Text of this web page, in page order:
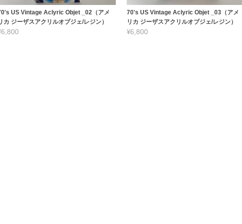
US Vintage Aclyric Objet _02（アメ
カ ジーザスアクリルオブジェ/レジン）
¥6,800
70's US Vintage Aclyric Objet _03（アメ
リカ ジーザスアクリルオブジェ/レジン）
¥6,800